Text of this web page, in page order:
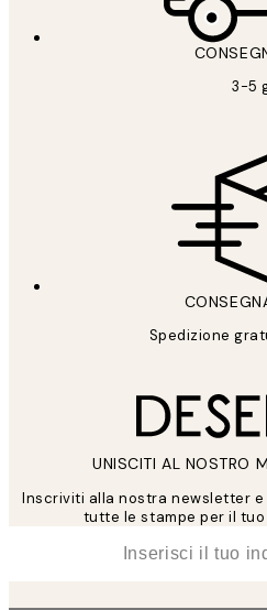
3-5
Spedizione
UNISCITI AL NOSTRO
Inscriviti alla nostra newsletter e
tutte le stampe per il